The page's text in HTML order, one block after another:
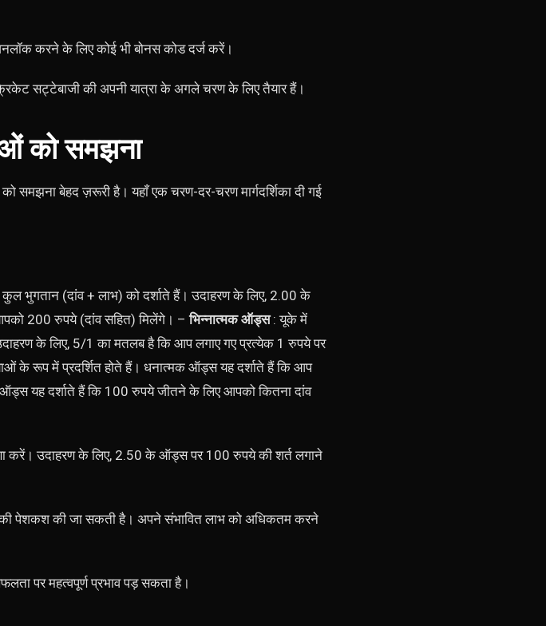
करने के लिए कोई भी बोनस कोड दर्ज करें।
सट्टेबाजी की अपनी यात्रा के अगले चरण के लिए तैयार हैं।
को समझना
समझना बेहद ज़रूरी है। यहाँ एक चरण-दर-चरण मार्गदर्शिका दी गई
भुगतान (दांव + लाभ) को दर्शाते हैं। उदाहरण के लिए, 2.00 के
200 रुपये (दांव सहित) मिलेंगे। –भिन्नात्मक ऑड्स: यूके में
के लिए, 5/1 का मतलब है कि आप लगाए गए प्रत्येक 1 रुपये पर
के रूप में प्रदर्शित होते हैं। धनात्मक ऑड्स यह दर्शाते हैं कि आप
यह दर्शाते हैं कि 100 रुपये जीतने के लिए आपको कितना दांव
करें। उदाहरण के लिए, 2.50 के ऑड्स पर 100 रुपये की शर्त लगाने
पेशकश की जा सकती है। अपने संभावित लाभ को अधिकतम करने
पर महत्वपूर्ण प्रभाव पड़ सकता है।